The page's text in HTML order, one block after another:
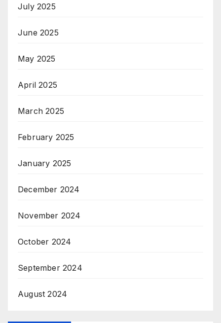
July 2025
June 2025
May 2025
April 2025
March 2025
February 2025
January 2025
December 2024
November 2024
October 2024
September 2024
August 2024